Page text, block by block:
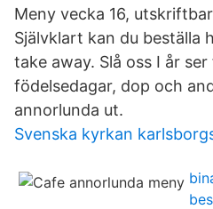
Meny vecka 16,
Självklart kan du beställa
take away. Slå oss I år
födelsedagar, dop och
annorlunda ut.
Svenska kyrkan